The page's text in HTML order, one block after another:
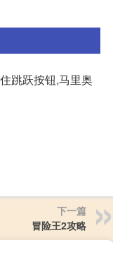
跳跃按钮,马里奥
下一篇
冒险王2攻略